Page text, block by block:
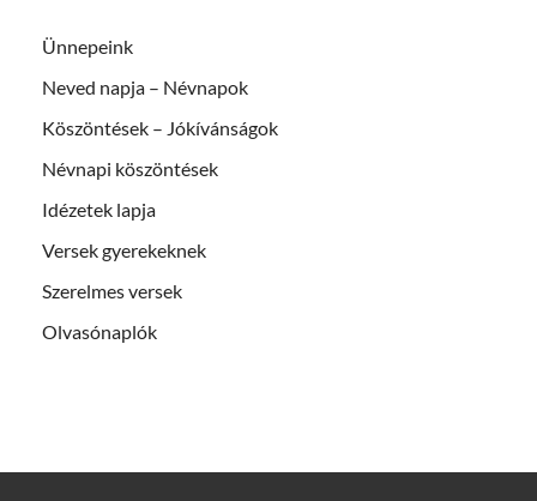
Ünnepeink
Neved napja – Névnapok
Köszöntések – Jókívánságok
Névnapi köszöntések
Idézetek lapja
Versek gyerekeknek
Szerelmes versek
Olvasónaplók